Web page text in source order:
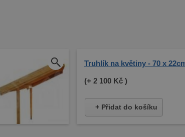
Truhlík na květiny - 70 x
(+ 2 100 Kč )
+ Přidat do košíku